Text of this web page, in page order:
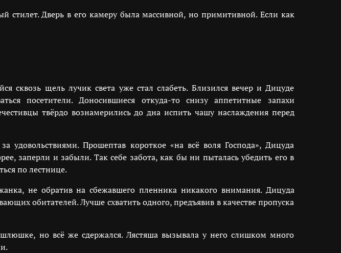
стилет. Дверь в его камеру была массивной, но примитивной. Если как
сквозь щель лучик света уже стал слабеть. Близился вечер и Дицуде
посетители. Доносившиеся откуда-то снизу аппетитные запахи
твёрдо вознамерились до дна испить чашу наслаждения перед
Прошептав короткое «на всё воля Господа», Дицуда
заперли и забыли. Так себе забота, как бы ни пыталась убедить его в
по лестнице.
не обратив на сбежавшего пленника никакого внимания. Дицуда
обитателей. Лучше схватить одного, предъявив в качестве пропуска
но всё же сдержался. Лястяша вызывала у него слишком много